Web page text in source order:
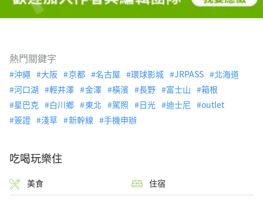
熱門關鍵字
沖繩 大阪 京都 名古屋 環球影城 JRPASS
北海道
河口湖
輕井澤 金澤 橫濱 長野 富士山
箱根
星巴克
白川鄉 東北 駕照 日光 迪士尼
outlet
簽證
淺草 新幹線 手機申辦
吃喝玩樂住
美食 住宿